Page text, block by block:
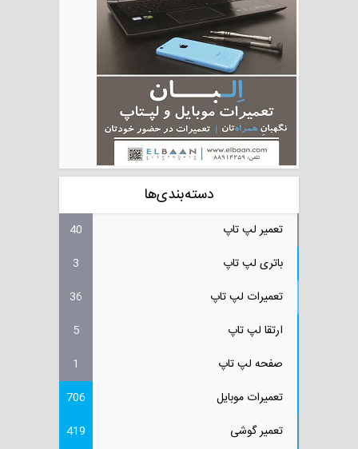
دسته‌بندی‌ها
تعمیر لپ تاپ
40
باتری لپ تاپ
3
تعمیرات لپ تاپ
36
ارتقا لپ تاپ
5
صفحه لپ تاپ
1
تعمیرات موبایل
706
تعمیر گوشی
419